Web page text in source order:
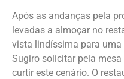
Após as andanças pela
levadas a almoçar no
vista lindíssima para uma
Sugiro solicitar pela
curtir este cenário. O